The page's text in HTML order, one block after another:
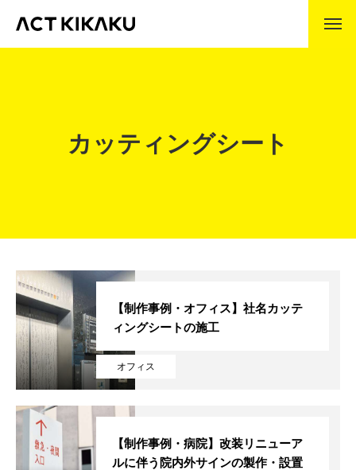
WORKS 制作事例
COMPANY
RECRUIT
CONTACT
カッティングシート
オフィス
【制作事例・オフィス】社名カッテ
ィングシートの施工
【制作事例・病院】改装リニューア
ルに伴う院内外サインの製作・設置